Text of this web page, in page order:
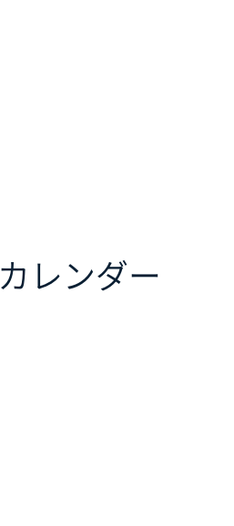
カレンダー